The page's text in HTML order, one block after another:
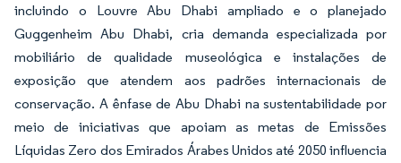
incluindo o Louvre Abu Dhabi ampliado e o planejado
Guggenheim Abu Dhabi, cria demanda especializada por
mobiliário de qualidade museológica e instalações de
exposição que atendem aos padrões internacionais de
conservação. A ênfase de Abu Dhabi na sustentabilidade por
meio de iniciativas que apoiam as metas de Emissões
Líquidas Zero dos Emirados Árabes Unidos até 2050 influencia